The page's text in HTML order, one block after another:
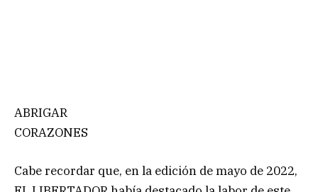
ABRIGAR
CORAZONES
Cabe recordar que, en la edición de mayo de 2022,